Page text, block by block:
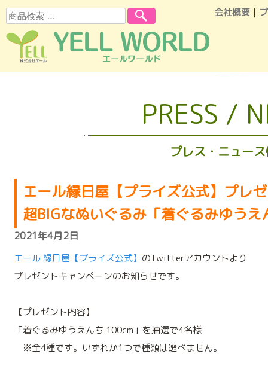
会社概要 ｜
検索
PRESS /
プレス・ニュー
エール縁日屋【プライズ公式】プレ
超BIGなぬいぐるみ「着ぐるみゆう
2021年4月2日
エール 縁日屋【プライズ公式】 のTwitterアカウントより
プレゼントキャンペーンのお知らせです。
【プレゼント内容】
「着ぐるみゆうえんち 100cm」を抽選で4名様
※全4種です。いずれか1つで種類は選べません。